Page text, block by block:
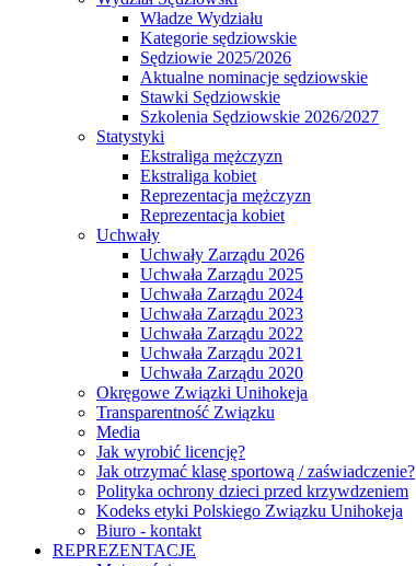
Władze Wydziału
Kategorie sędziowskie
Sędziowie 2025/2026
Aktualne nominacje sędziowskie
Stawki Sędziowskie
Szkolenia Sędziowskie 2026/2027
Statystyki
Ekstraliga mężczyzn
Ekstraliga kobiet
Reprezentacja mężczyzn
Reprezentacja kobiet
Uchwały
Uchwały Zarządu 2026
Uchwała Zarządu 2025
Uchwała Zarządu 2024
Uchwała Zarządu 2023
Uchwała Zarządu 2022
Uchwała Zarządu 2021
Uchwała Zarządu 2020
Okręgowe Związki Unihokeja
Transparentność Związku
Media
Jak wyrobić licencję?
Jak otrzymać klasę sportową / zaświadczenie?
Polityka ochrony dzieci przed krzywdzeniem
Kodeks etyki Polskiego Związku Unihokeja
Biuro - kontakt
REPREZENTACJE